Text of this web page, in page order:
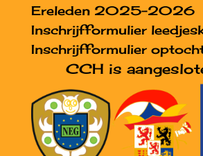
Ereleden 2025-2026
Inschrijfformulier
Inschrijfformulier
CCH is